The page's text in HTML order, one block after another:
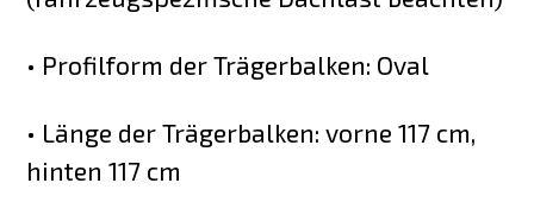
• Profilform der Trägerbalken: Oval
• Länge der Trägerbalken: vorne 117 cm,
hinten 117 cm